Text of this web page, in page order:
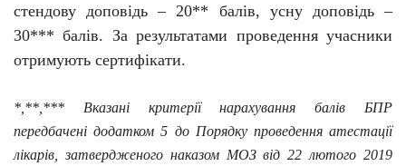
стендову доповідь – 20** балів, усну доповідь –
30*** балів. За результатами проведення учасники
отримують сертифікати.
*,**,*** Вказані критерії нарахування балів БПР
передбачені додатком 5 до Порядку проведення атестації
лікарів, затвердженого наказом МОЗ від 22 лютого 2019